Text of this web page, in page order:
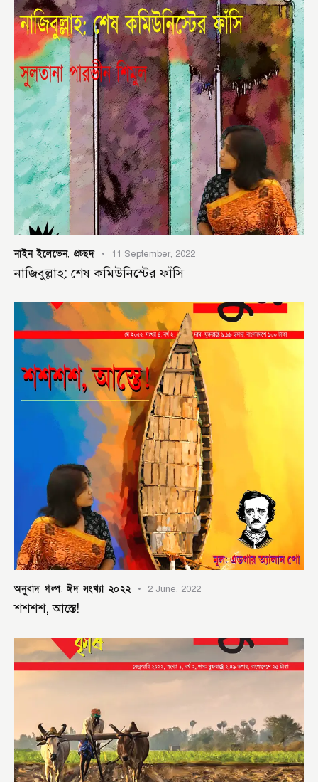
নাইন ইলেভেন, প্রচ্ছদ 11 September, 2022
নাজিবুল্লাহ: শেষ কমিউনিস্টের ফাঁসি
অনুবাদ গল্প,ঈদ সংখ্যা ২০২২ 2 June, 2022
শশশশ, আস্তে!